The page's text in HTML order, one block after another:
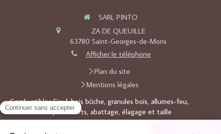
SARL PINTO
ZA DE QUEUILLE
63780 Saint-Georges-de-Mons
Afficher le téléphone
Plan du site
Mentions légales
Combustibles Fioul, bois bûche, granules bois, allumes-feu,
entretien d'espaces verts, abattage, élagage et taille